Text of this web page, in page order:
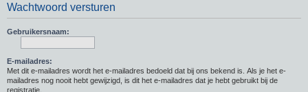
Wachtwoord versturen
Gebruikersnaam:
E-mailadres:
Met dit e-mailadres wordt het e-mailadres bedoeld dat bij ons bekend is. Als je het e-
mailadres nog nooit hebt gewijzigd, is dit het e-mailadres dat je hebt gebruikt bij de
registratie.